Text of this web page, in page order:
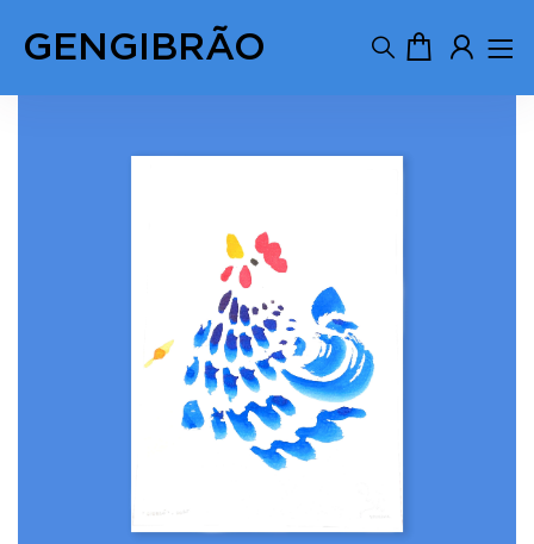
GENGIBRÃO